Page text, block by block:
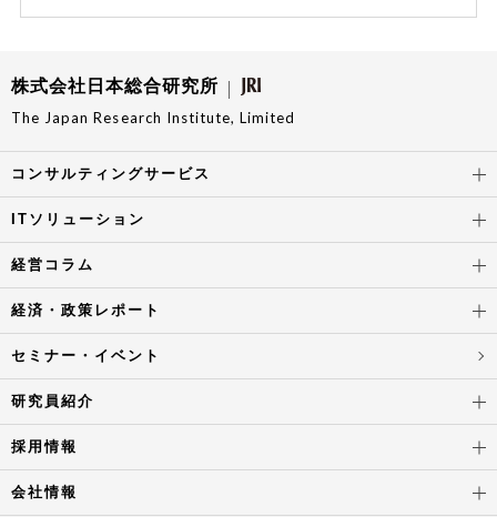
株式会社日本総合研究所
The Japan Research Institute, Limited
コンサルティングサービス
ITソリューション
経営コラム
経済・政策レポート
セミナー・イベント
研究員紹介
採用情報
会社情報